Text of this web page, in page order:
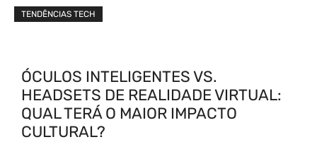
TENDÊNCIAS TECH
ÓCULOS INTELIGENTES VS.
HEADSETS DE REALIDADE VIRTUAL:
QUAL TERÁ O MAIOR IMPACTO
CULTURAL?